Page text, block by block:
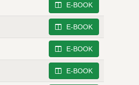
E-BOOK
E-BOOK
E-BOOK
E-BOOK